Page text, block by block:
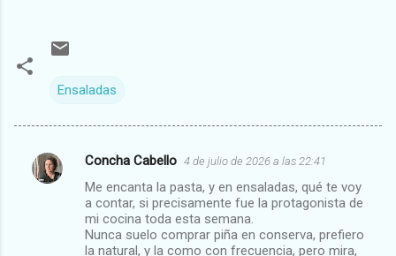
Ensaladas
C
Concha Cabello 4 de julio de 2026 a las 22:41
Me encanta la pasta, y en ensaladas, qué te voy
a contar, si precisamente fue la protagonista de
mi cocina toda esta semana.
Nunca suelo comprar piña en conserva, prefiero
la natural, y la como con frecuencia, pero mira,